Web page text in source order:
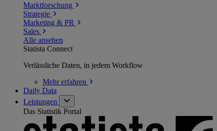
Marktforschung
Strategie
Marketing & PR
Sales
Alle ansehen
Statista Connect
Verlässliche Daten, in jedem Workflow
Mehrerfahren
Daily Data
Leistungen
Das Statistik Portal